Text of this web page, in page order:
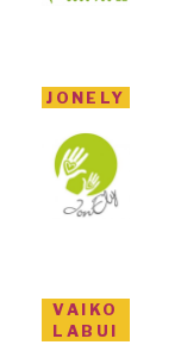
JONELY
VAIKO
LABUI